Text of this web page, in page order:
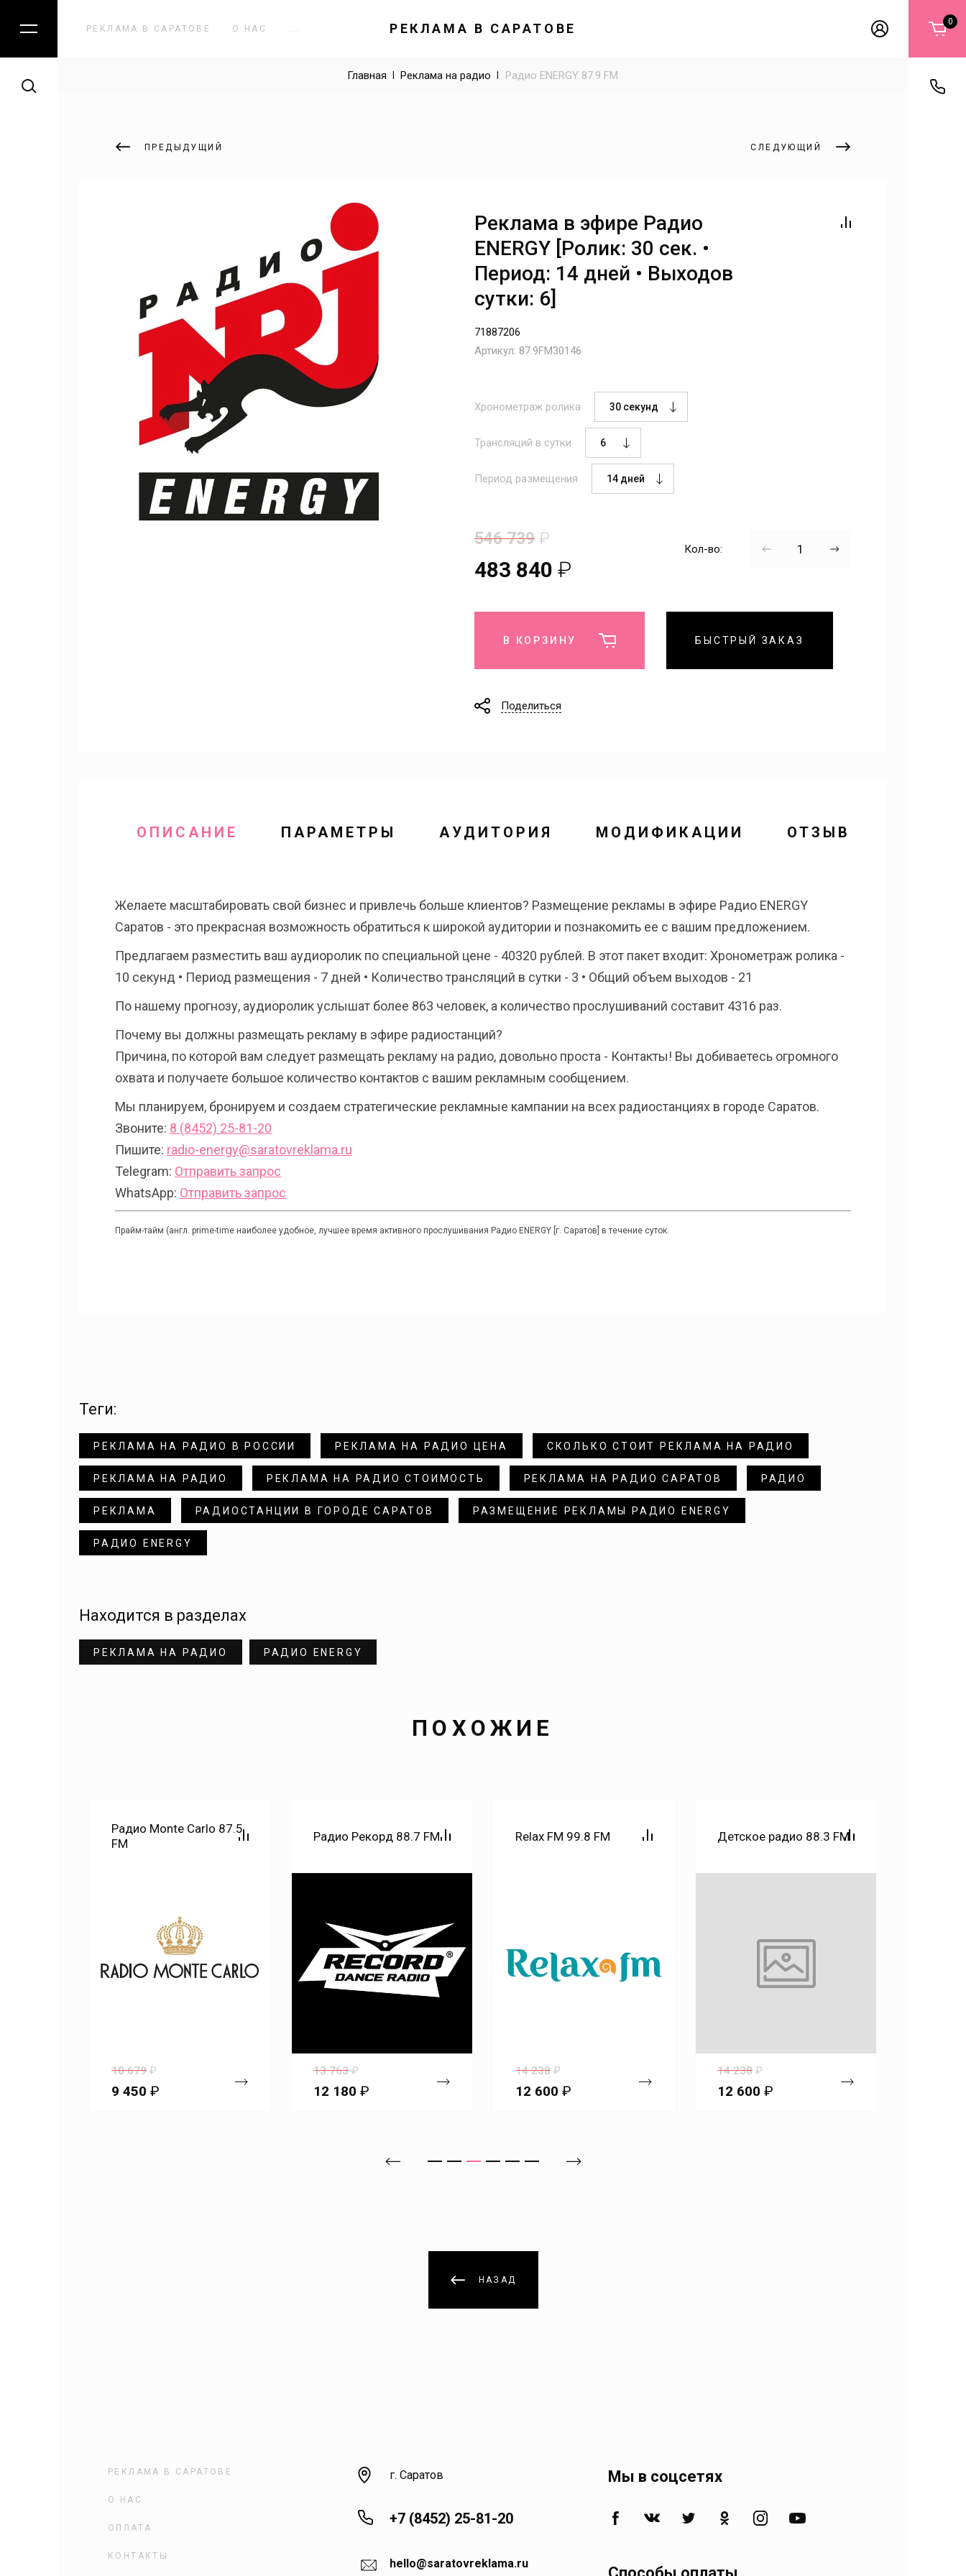
КАТАЛОГ
Наружная реклама
Реклама на транспорте
0
РЕКЛАМА В САРАТОВЕ О НАС РЕКЛАМА В САРАТОВЕ
Главная | Реклама на радио | Радио ENERGY 87.9 FM
ПРЕДЫДУЩИЙ СЛЕДУЮЩИЙ
Реклама в эфире Радио
ENERGY [Ролик: 30 сек. •
Период: 14 дней • Выходов
сутки: 6]
71887206
Артикул: 87.9FM30146
Хронометраж ролика
Трансляций в сутки
Период размещения
546 739 ₽
483 840 ₽
Кол-во:
В КОРЗИНУ БЫСТРЫЙ ЗАКАЗ
Поделиться
ОПИСАНИЕ ПАРАМЕТРЫ АУДИТОРИЯ МОДИФИКАЦИИ ОТЗЫВЫ
Желаете масштабировать свой бизнес и привлечь больше клиентов? Размещение рекламы в эфире Радио ENERGY
Саратов - это прекрасная возможность обратиться к широкой аудитории и познакомить ее с вашим предложением.
Предлагаем разместить ваш аудиоролик по специальной цене - 40320 рублей. В этот пакет входит: Хронометраж ролика -
10 секунд • Период размещения - 7 дней • Количество трансляций в сутки - 3 • Общий объем выходов - 21
По нашему прогнозу, аудиоролик услышат более 863 человек, а количество прослушиваний составит 4316 раз.
Почему вы должны размещать рекламу в эфире радиостанций?
Причина, по которой вам следует размещать рекламу на радио, довольно проста - Контакты! Вы добиваетесь огромного
охвата и получаете большое количество контактов с вашим рекламным сообщением.
Мы планируем, бронируем и создаем стратегические рекламные кампании на всех радиостанциях в городе Саратов.
Звоните: 8 (8452) 25-81-20
Пишите: radio-energy@saratovreklama.ru
Telegram: Отправить запрос
WhatsApp: Отправить запрос
Прайм-тайм (англ. prime-time наиболее удобное, лучшее время активного прослушивания Радио ENERGY [г. Саратов] в течение суток.
теги:
РЕКЛАМА НА РАДИО В РОССИИ РЕКЛАМА НА РАДИО ЦЕНА СКОЛЬКО СТОИТ РЕКЛАМА НА РАДИО
РЕКЛАМА НА РАДИО РЕКЛАМА НА РАДИО СТОИМОСТЬ РЕКЛАМА НА РАДИО САРАТОВ РАДИО
РЕКЛАМА РАДИОСТАНЦИИ В ГОРОДЕ САРАТОВ РАЗМЕЩЕНИЕ РЕКЛАМЫ РАДИО ENERGY
РАДИО ENERGY
Находится в разделах
РЕКЛАМА НА РАДИО РАДИО ENERGY
ПОХОЖИЕ
Радио Monte Carlo 87.5
FM
10 679 ₽
9 450 ₽
Радио Рекорд 88.7 FM
13 763 ₽
12 180 ₽
Relax FM 99.8 FM
14 238 ₽
12 600 ₽
Детское радио 88.3 FM
14 238 ₽
12 600 ₽
НАЗАД
РЕКЛАМА В САРАТОВЕ
О НАС
ОПЛАТА
КОНТАКТЫ
г. Саратов
+7 (8452) 25-81-20
hello@saratovreklama.ru
Мы в соцсетях
Способы оплаты